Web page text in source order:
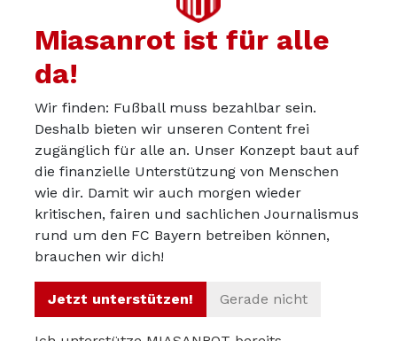
Werbepartner werden
Datenschutz
Miasanrot ist für alle
da!
Wir finden: Fußball muss bezahlbar sein.
Deshalb bieten wir unseren Content frei
zugänglich für alle an. Unser Konzept baut auf
die finanzielle Unterstützung von Menschen
wie dir. Damit wir auch morgen wieder
kritischen, fairen und sachlichen Journalismus
rund um den FC Bayern betreiben können,
brauchen wir dich!
Jetzt unterstützen! Gerade nicht